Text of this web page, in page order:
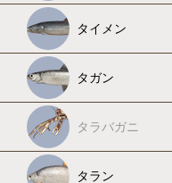
タイメン
タガン
タラバガニ
タラン